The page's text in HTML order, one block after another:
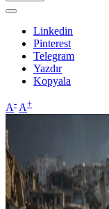
Linkedin
Pinterest
Telegram
Yazdır
Kopyala
A- A+